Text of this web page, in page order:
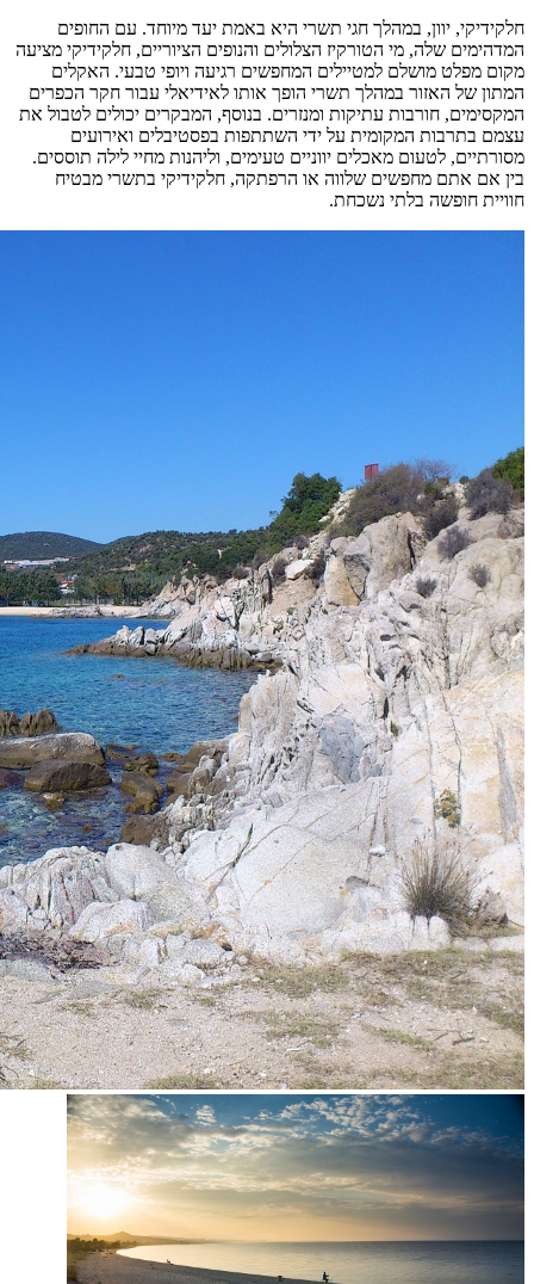
חלקידיקי, יוון, במהלך חגי תשרי היא באמת יעד מיוחד. עם החופים
המדהימים שלה, מי הטורקיז הצלולים והנופים הציוריים, חלקידיקי מציעה
מקום מפלט מושלם למטיילים המחפשים רגיעה ויופי טבעי. האקלים
המתון של האזור במהלך תשרי הופך אותו לאידיאלי עבור חקר הכפרים
המקסימים, חורבות עתיקות ומנזרים. בנוסף, המבקרים יכולים לטבול את
עצמם בתרבות המקומית על ידי השתתפות בפסטיבלים ואירועים
מסורתיים, לטעום מאכלים יווניים טעימים, וליהנות מחיי לילה תוססים.
בין אם אתם מחפשים שלווה או הרפתקה, חלקידיקי בתשרי מבטיח
חוויית חופשה בלתי נשכחת.